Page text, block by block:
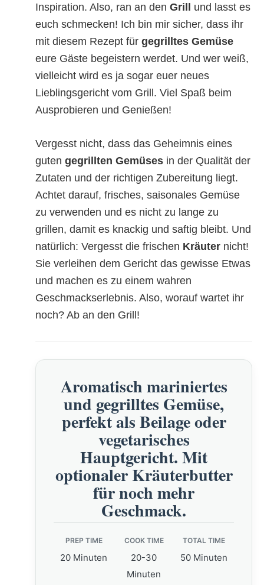
Inspiration. Also, ran an den Grill und lasst es
euch schmecken! Ich bin mir sicher, dass ihr
mit diesem Rezept für gegrilltes Gemüse
eure Gäste begeistern werdet. Und wer weiß,
vielleicht wird es ja sogar euer neues
Lieblingsgericht vom Grill. Viel Spaß beim
Ausprobieren und Genießen!
Vergesst nicht, dass das Geheimnis eines
guten gegrillten Gemüses in der Qualität der
Zutaten und der richtigen Zubereitung liegt.
Achtet darauf, frisches, saisonales Gemüse
zu verwenden und es nicht zu lange zu
grillen, damit es knackig und saftig bleibt. Und
natürlich: Vergesst die frischen Kräuter nicht!
Sie verleihen dem Gericht das gewisse Etwas
und machen es zu einem wahren
Geschmackserlebnis. Also, worauf wartet ihr
noch? Ab an den Grill!
Aromatisch mariniertes
und gegrilltes Gemüse,
perfekt als Beilage oder
vegetarisches
Hauptgericht. Mit
optionaler Kräuterbutter
für noch mehr
Geschmack.
PREP TIME
20 Minuten
COOK TIME
20-30
Minuten
TOTAL TIME
50 Minuten